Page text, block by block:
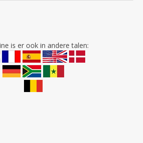
is er ook in andere talen: